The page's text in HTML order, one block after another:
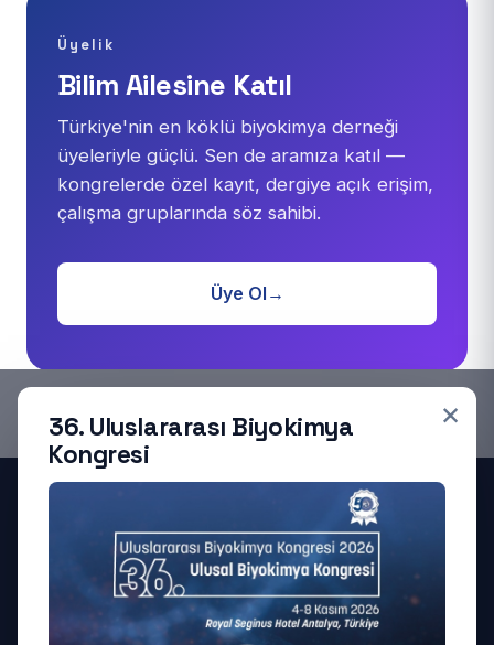
Üyelik
Bilim Ailesine Katıl
Türkiye'nin en köklü biyokimya derneği
üyeleriyle güçlü. Sen de aramıza katıl —
kongrelerde özel kayıt, dergiye açık erişim,
çalışma gruplarında söz sahibi.
Üye Ol →
×
36. Uluslararası Biyokimya
Kongresi
1975'ten beri Türkiye'de biyokimya biliminin gelişimine yön